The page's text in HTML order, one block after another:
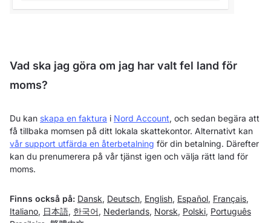
Vad ska jag göra om jag har valt fel land för
moms?
Du kan skapa en faktura i Nord Account, och sedan begära att
få tillbaka momsen på ditt lokala skattekontor. Alternativt kan
vår support utfärda en återbetalning för din betalning. Därefter
kan du prenumerera på vår tjänst igen och välja rätt land för
moms.
Finns också på: Dansk, Deutsch, English, Español, Français,
Italiano, 日本語, 한국어 , Nederlands, Norsk, Polski, Português